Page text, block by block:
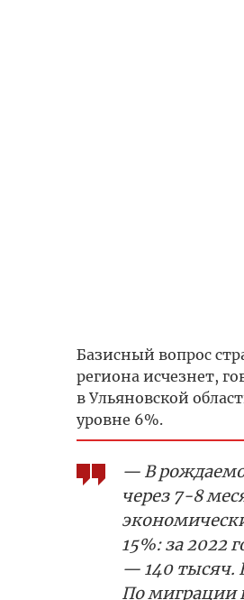
Базисный вопрос
региона исчезнет,
в Ульяновской
уровне 6%.
— В
через 7-8
15%: за 2022
— 140 тысяч.
По миграции